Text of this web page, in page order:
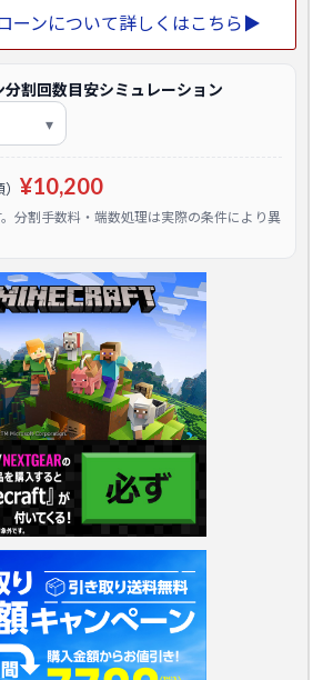
ーンについて詳しくはこちら▶
分割回数目安シミュレーション
¥10,200
分割手数料・端数処理は実際の条件により異